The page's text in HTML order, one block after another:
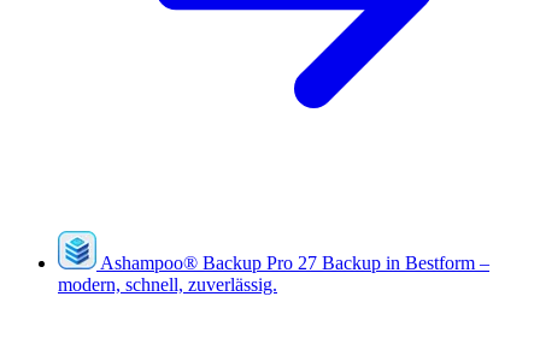
Ashampoo® Backup Pro 27 Backup in Bestform –
modern, schnell, zuverlässig.